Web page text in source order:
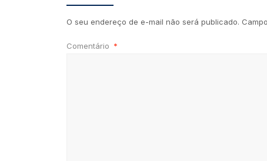
O seu endereço de e-mail não será publicado.
Comentário *